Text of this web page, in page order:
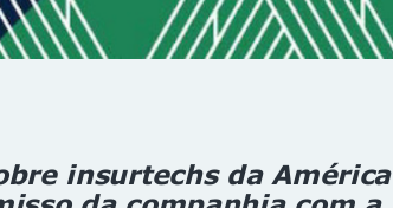
insurtechs da América